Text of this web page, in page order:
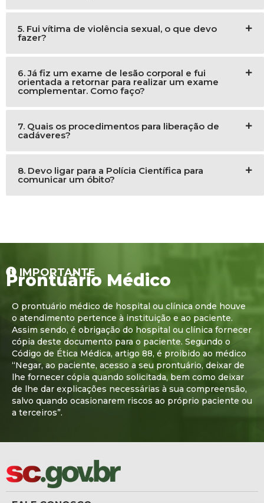
5. Fui vítima de violência sexual, o que devo
fazer?
6. Já fiz um exame de lesão corporal e fui
orientada a retornar para realizar um exame
complementar. Como faço?
7. Quais os procedimentos para liberação de
cadáveres?
8. Devo ligar para a Polícia Científica para
comunicar um óbito?
IMPORTANTE
Prontuário Médico
O prontuário médico de hospital ou clínica onde houve
o atendimento pertence à instituição e ao paciente.
Assim sendo, é obrigação do hospital ou clínica fornecer
cópia deste documento para o paciente. Segundo o
Código de Ética Médica, artigo 88, é proibido ao médico
“Negar, ao paciente, acesso a seu prontuário, deixar de
lhe fornecer cópia quando solicitada, bem como deixar
de lhe dar explicações necessárias à sua compreensão,
salvo quando ocasionarem riscos ao próprio paciente ou
a terceiros”.